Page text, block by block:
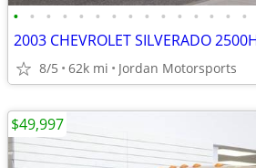
• • • • • • • • • • • • • • •
8/5 62k mi Jordan Motorsports
$49,997